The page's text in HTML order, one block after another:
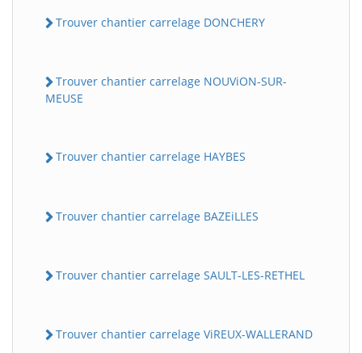
Trouver chantier carrelage DONCHERY
Trouver chantier carrelage NOUViON-SUR-
MEUSE
Trouver chantier carrelage HAYBES
Trouver chantier carrelage BAZEiLLES
Trouver chantier carrelage SAULT-LES-RETHEL
Trouver chantier carrelage ViREUX-WALLERAND